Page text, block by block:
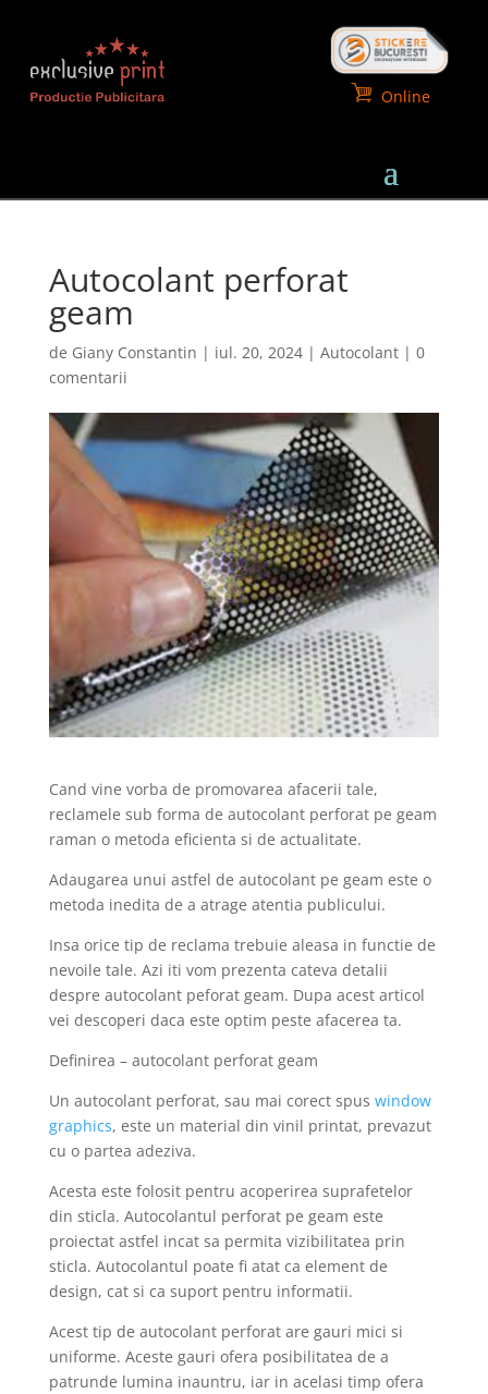
Online
Autocolant perforat
geam
de Giany Constantin | iul. 20, 2024| Autocolant| 0
comentarii
Cand vine vorba de promovarea afacerii tale,
reclamele sub forma de autocolant perforat pe geam
raman o metoda eficienta si de actualitate.
Adaugarea unui astfel de autocolant pe geam este o
metoda inedita de a atrage atentia publicului.
Insa orice tip de reclama trebuie aleasa in functie de
nevoile tale. Azi iti vom prezenta cateva detalii
despre autocolant peforat geam. Dupa acest articol
vei descoperi daca este optim peste afacerea ta.
Definirea – autocolant perforat geam
Un autocolant perforat, sau mai corect spus window
graphics, este un material din vinil printat, prevazut
cu o partea adeziva.
Acesta este folosit pentru acoperirea suprafetelor
din sticla. Autocolantul perforat pe geam este
proiectat astfel incat sa permita vizibilitatea prin
sticla. Autocolantul poate fi atat ca element de
design, cat si ca suport pentru informatii.
Acest tip de autocolant perforat are gauri mici si
uniforme. Aceste gauri ofera posibilitatea de a
patrunde lumina inauntru, iar in acelasi timp ofera